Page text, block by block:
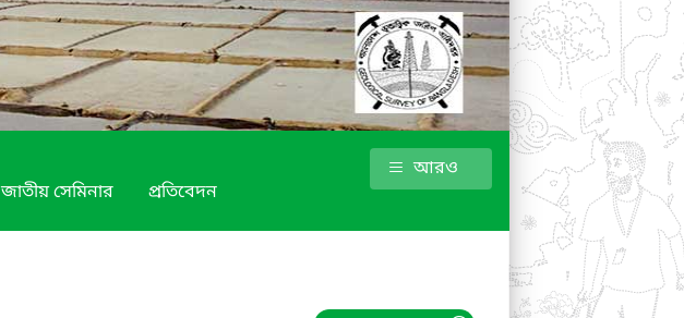
জাতীয় সেমিনার প্রতিবেদন
আরও